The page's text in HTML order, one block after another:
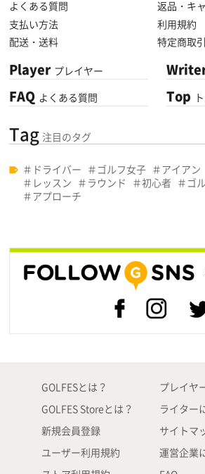
よくある質問
返品・キ
支払い方法
利用規約
配送・送料
特定商取
Player プレイヤー
FAQ よくある質問 Top
Tag 注目のタグ
ドライバー ゴルフ女子 アイアン
レッスン
ラウンド 初心者 ゴ
アプローチ
GOLFESとは？
GOLFES Storeとは？
新規会員登録
ユーザー利用規約
プレイヤ
ライター
サイトマ
運営企業